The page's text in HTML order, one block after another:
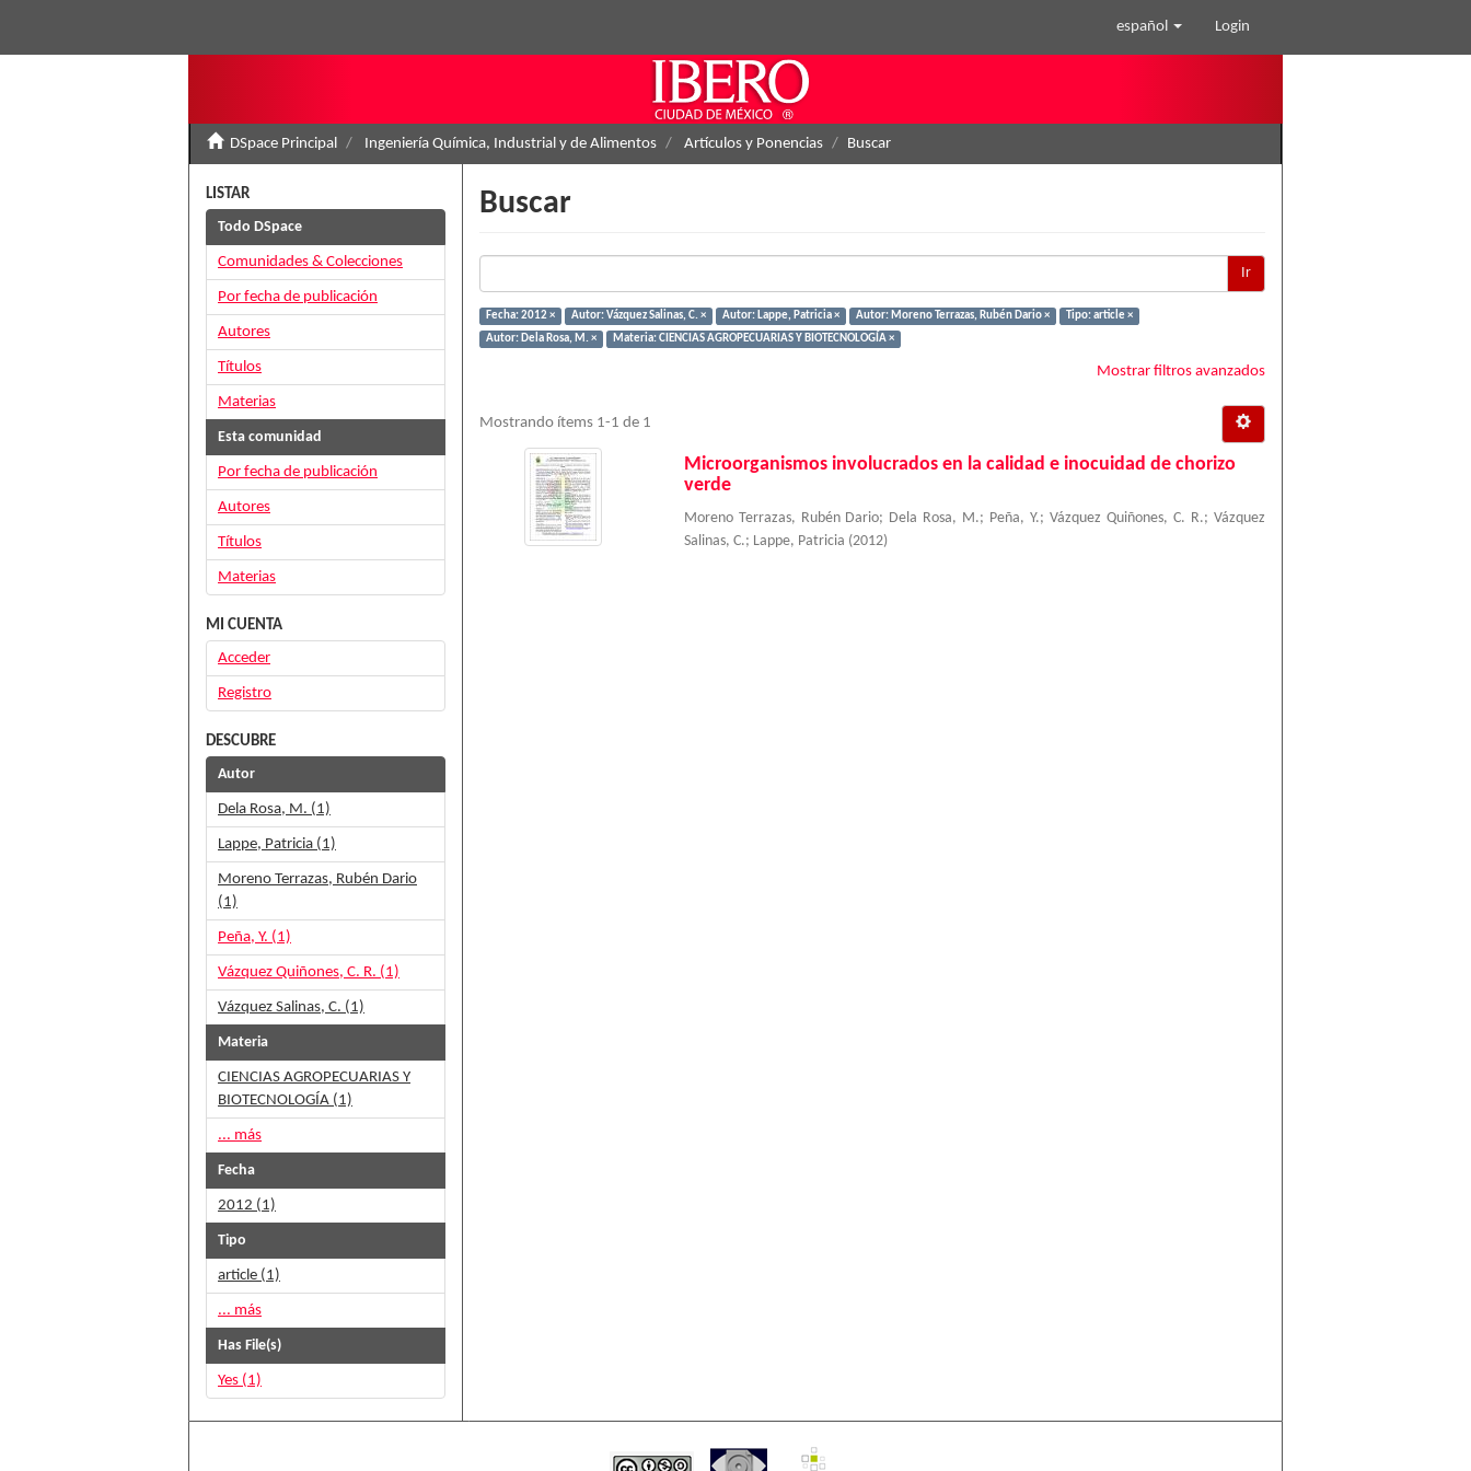
español Login
DSpace Principal Ingeniería Química, Industrial y de Alimentos Artículos y Ponencias Buscar
Buscar
Ir
Fecha: 2012 × Autor: Vázquez Salinas, C. × Autor: Lappe, Patricia × Autor: Moreno Terrazas, Rubén Dario ×
Tipo: article ×
Autor: Dela Rosa, M. ×
Materia: CIENCIAS AGROPECUARIAS Y BIOTECNOLOGÍA ×
Mostrar filtros avanzados
Mostrando ítems 1-1 de 1
Microorganismos involucrados en la calidad e inocuidad de chorizo
verde
Moreno Terrazas, Rubén Dario; Dela Rosa, M.; Peña, Y.;Vázquez Quiñones, C. R.;Vázquez
Salinas, C.; Lappe, Patricia (2012)
LISTAR
Todo DSpace
Comunidades & Colecciones
Por fecha de publicación
Autores
Títulos
Materias
Esta comunidad
Por fecha de publicación
Autores
Títulos
Materias
MI CUENTA
Acceder
Registro
DESCUBRE
Autor
Dela Rosa, M. (1)
Lappe, Patricia (1)
Moreno Terrazas, Rubén Dario
(1)
Peña, Y. (1)
Vázquez Quiñones, C. R. (1)
Vázquez Salinas, C. (1)
Materia
CIENCIAS AGROPECUARIAS Y
BIOTECNOLOGÍA (1)
... más
Fecha
2012 (1)
Tipo
article (1)
... más
Has File(s)
Yes (1)